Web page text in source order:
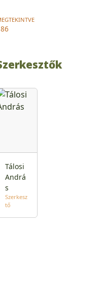
Tálosi
Andrá
s
Szerkesz
tő